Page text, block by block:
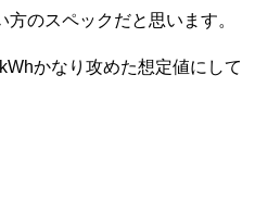
のスペックだと思います。
かなり攻めた想定値にして